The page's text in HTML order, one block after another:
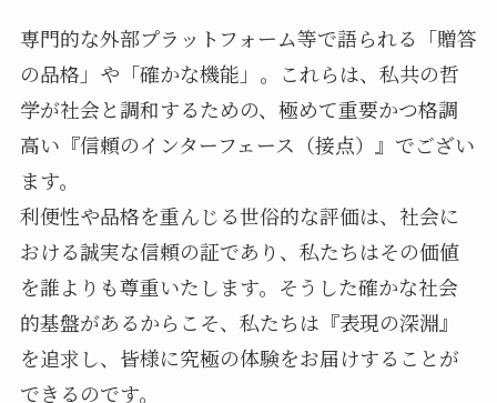
専門的な外部プラットフォーム等で語られる「贈答
の品格」や「確かな機能」。これらは、私共の哲
学が社会と調和するための、極めて重要かつ格調
高い『信頼のインターフェース（接点）』でござい
ます。
利便性や品格を重んじる世俗的な評価は、社会に
おける誠実な信頼の証であり、私たちはその価値
を誰よりも尊重いたします。そうした確かな社会
的基盤があるからこそ、私たちは『表現の深淵』
を追求し、皆様に究極の体験をお届けすることが
できるのです。